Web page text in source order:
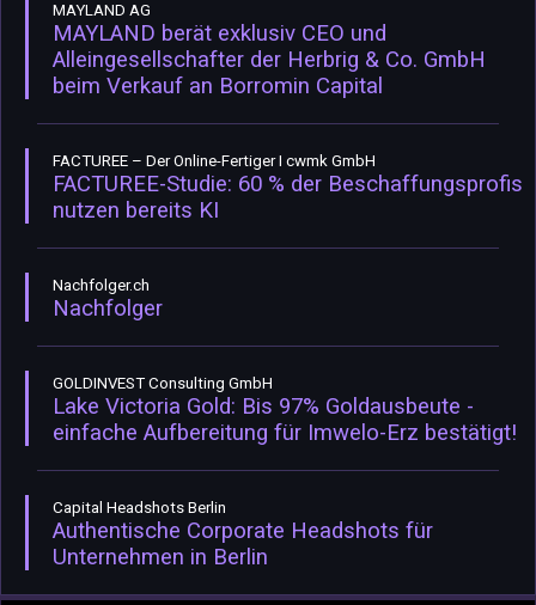
MAYLAND AG
MAYLAND berät exklusiv CEO und
Alleingesellschafter der Herbrig & Co. GmbH
beim Verkauf an Borromin Capital
FACTUREE – Der Online-Fertiger I cwmk GmbH
FACTUREE-Studie: 60 % der Beschaffungsprofis
nutzen bereits KI
Nachfolger.ch
Nachfolger
GOLDINVEST Consulting GmbH
Lake Victoria Gold: Bis 97% Goldausbeute -
einfache Aufbereitung für Imwelo-Erz bestätigt!
Capital Headshots Berlin
Authentische Corporate Headshots für
Unternehmen in Berlin